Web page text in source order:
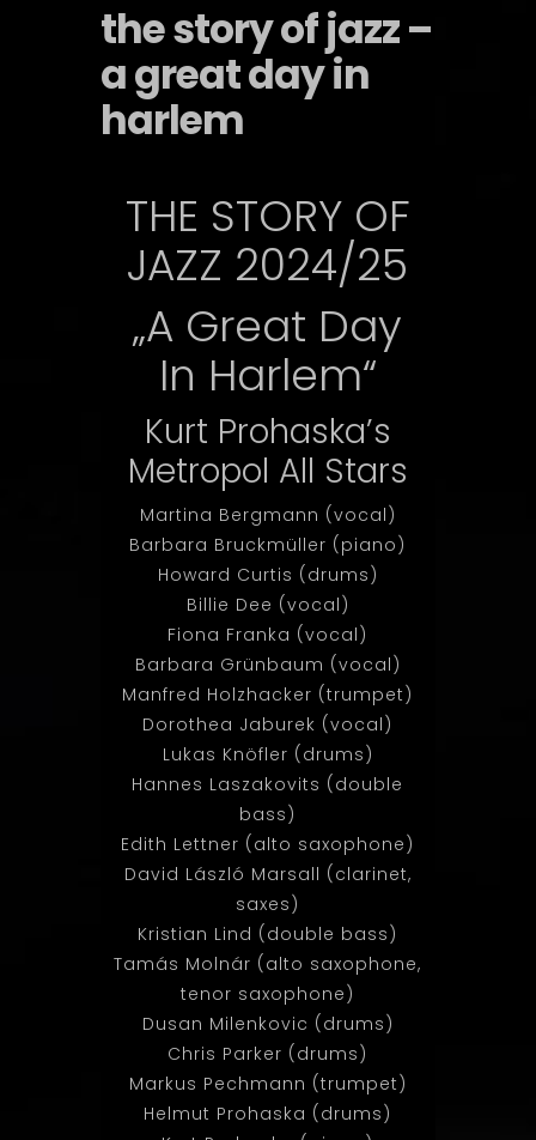
the story of jazz –
a great day in
harlem
THE STORY OF
JAZZ 2024/25
„A Great Day
In Harlem“
Kurt Prohaska’s
Metropol All Stars
Martina Bergmann (vocal)
Barbara Bruckmüller (piano)
Howard Curtis (drums)
Billie Dee (vocal)
Fiona Franka (vocal)
Barbara Grünbaum (vocal)
Manfred Holzhacker (trumpet)
Dorothea Jaburek (vocal)
Lukas Knöfler (drums)
Hannes Laszakovits (double
bass)
Edith Lettner (alto saxophone)
David László Marsall (clarinet,
saxes)
Kristian Lind (double bass)
Tamás Molnár (alto saxophone,
tenor saxophone)
Dusan Milenkovic (drums)
Chris Parker (drums)
Markus Pechmann (trumpet)
Helmut Prohaska (drums)